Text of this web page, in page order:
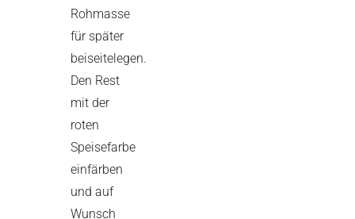
Rohmasse
für später
beiseitelegen.
Den Rest
mit der
roten
Speisefarbe
einfärben
und auf
Wunsch